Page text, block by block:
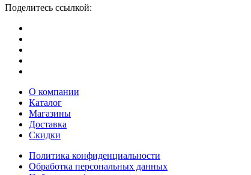
Поделитесь ссылкой:
О компании
Каталог
Магазины
Доставка
Скидки
Политика конфиденциальности
Обработка персональных данных